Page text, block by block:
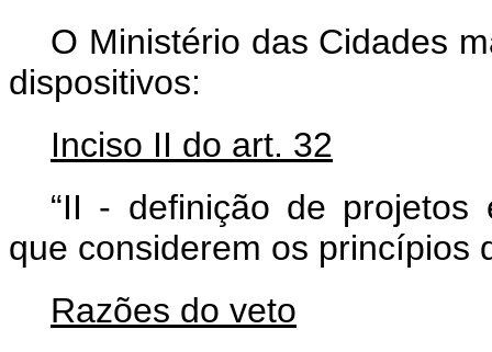
O Ministério das Cidades
dispositivos:
Inciso II do art. 32
“II - definição de projetos
que considerem os princípios
Razões do veto